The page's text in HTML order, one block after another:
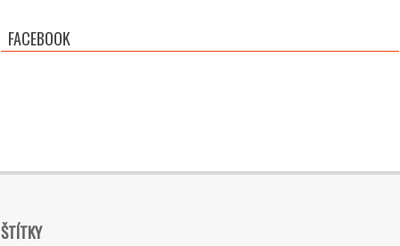
FACEBOOK
ŠTÍTKY